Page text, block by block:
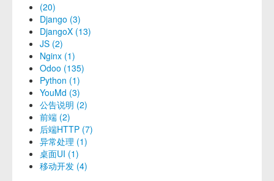
(20)
Django (3)
DjangoX (13)
JS (2)
Nginx (1)
Odoo (135)
Python (1)
YouMd (3)
公告说明 (2)
前端 (2)
后端HTTP (7)
异常处理 (1)
桌面UI (1)
移动开发 (4)